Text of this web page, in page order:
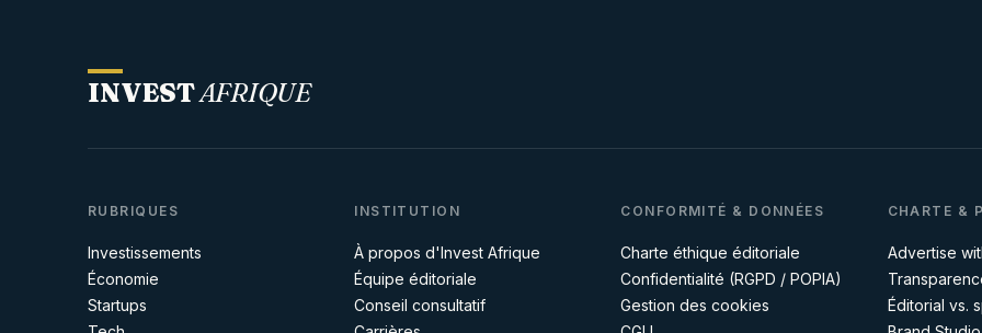
INVESTAFRIQUE
RUBRIQUES
Investissements
Économie
Startups
INSTITUTION
À propos d'Invest Afrique
Équipe éditoriale
Conseil consultatif
CONFORMITÉ & DONNÉES
Charte éthique éditoriale
Confidentialité (RGPD / POPIA)
Gestion des cookies
CHARTE &
Advertise
Éditorial vs.